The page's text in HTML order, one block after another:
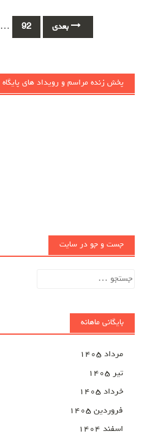
navigation
… 92
پخش زنده مراسم و رویداد های پایگاه
جست و جو در سایت
جستجو
بایگانی ماهانه
مرداد ۱۴۰۵
تیر ۱۴۰۵
خرداد ۱۴۰۵
فروردین ۱۴۰۵
اسفند ۱۴۰۴